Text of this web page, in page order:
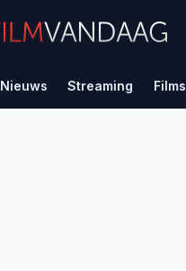
Nieuws Streaming